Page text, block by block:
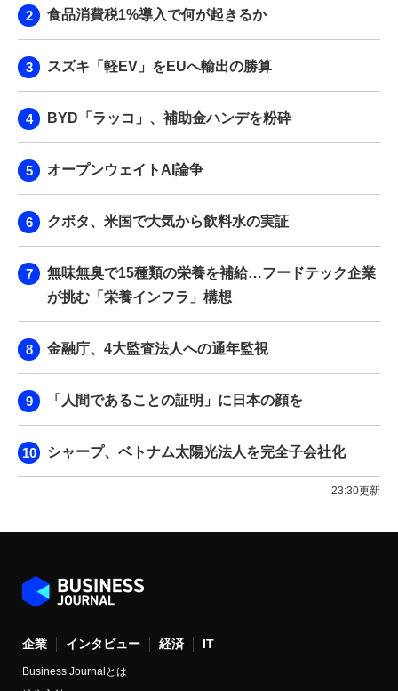
食品消費税1%導入で何が起きるか
スズキ「軽EV」をEUへ輸出の勝算
BYD「ラッコ」、補助金ハンデを粉砕
オープンウェイトAI論争
クボタ、米国で大気から飲料水の実証
無味無臭で15種類の栄養を補給…フードテック企業
が挑む「栄養インフラ」構想
金融庁、4大監査法人への通年監視
「人間であることの証明」に日本の顔を
シャープ、ベトナム太陽光法人を完全子会社化
23:30更新
企業 インタビュー 経済 IT
Business Journalとは